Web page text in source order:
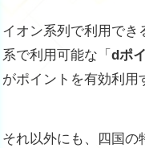
イオン系列で利用でき
系で利用可能な「 dポ
がポイントを有効利用
それ以外にも、四国の